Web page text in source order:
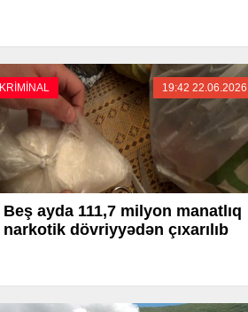
KRİMİNAL 19:42 22.06.2026
Beş ayda 111,7 milyon manatlıq
narkotik dövriyyədən çıxarılıb